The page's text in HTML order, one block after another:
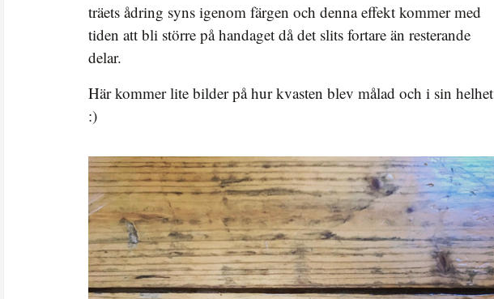
träets ådring syns igenom färgen och denna effekt kommer med
tiden att bli större på handaget då det slits fortare än resterande
delar.
Här kommer lite bilder på hur kvasten blev målad och i sin helhet
:)